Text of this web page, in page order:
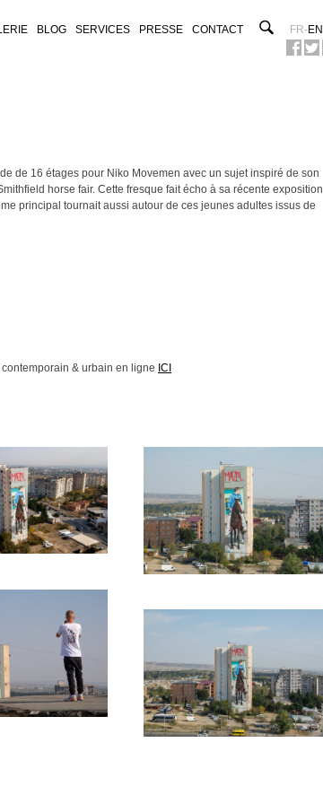
BLOG SERVICES PRESSE CONTACT FR-EN
de 16 étages pour Niko Movemen avec un sujet inspiré de son
horse fair. Cette fresque fait écho à sa récente exposition
principal tournait aussi autour de ces jeunes adultes issus de
& urbain en ligne ICI